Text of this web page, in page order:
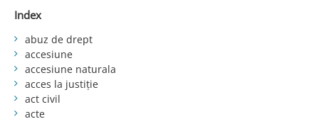
Index
abuz de drept
accesiune
accesiune naturala
acces la justiție
act civil
acte